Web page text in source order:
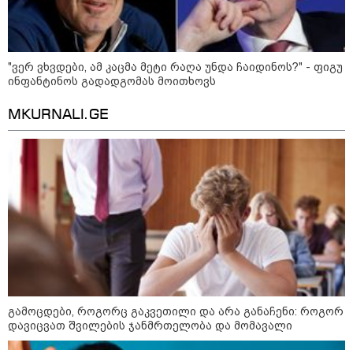
ასობით ჭურვი აღმოაჩინეს -
"რიგრიგობით
ფეთქდებოდნენ..."
კატეგორიის ყველა სიახლე
მიხაილ ფედოროვი აცხადებს, რომ
რუსეთის ტერიტორიაზე
სამიზნეების წინააღმდეგ Starlink-
ის გამოყენების საკითხზე ილონ
მასკთან მოლაპარაკებებს
აწარმოებს
2008 წლის რუსეთ-საქართველოს
ომიდან 18 წელი გავიდა
"ვერ ვხვდები, ამ კაცმა მეტი რაღა უნდა ჩაიდინოს?" - ფიგუ
ინფანტინოს გადადგომას მოითხოვს
MKURNALI.GE
გამოცდები, როგორც გაკვეთილი და არა განაჩენი: როგორ
დავიცვათ შვილების ჯანმრთელობა და მომავალი